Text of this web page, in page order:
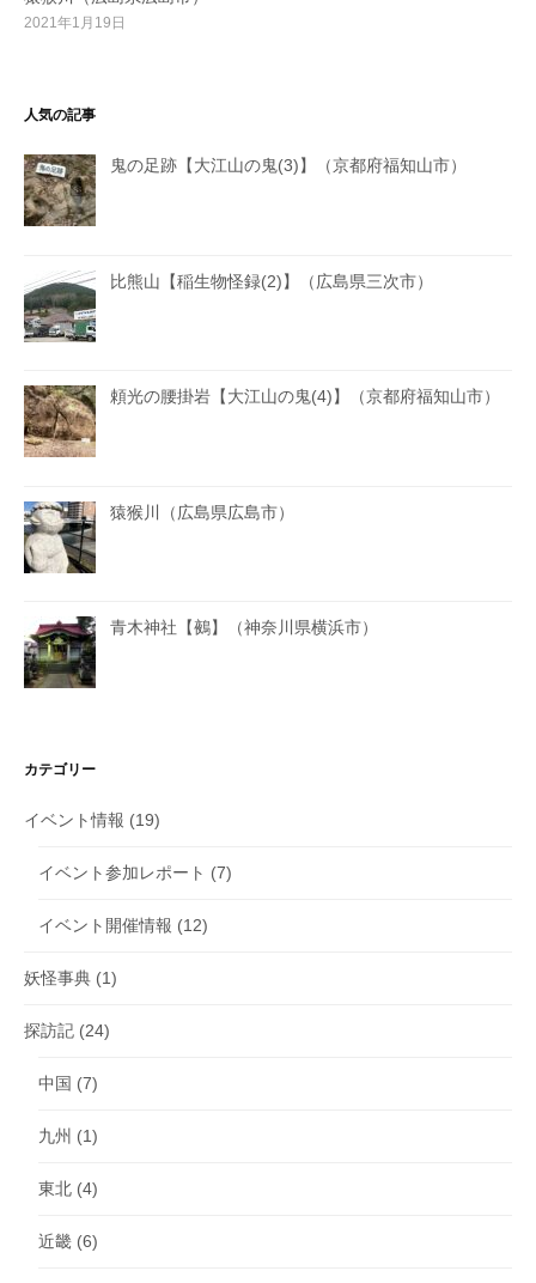
2021年1月19日
人気の記事
鬼の足跡【大江山の鬼(3)】（京都府福知山市）
比熊山【稲生物怪録(2)】（広島県三次市）
頼光の腰掛岩【大江山の鬼(4)】（京都府福知山市）
猿猴川（広島県広島市）
青木神社【鵺】（神奈川県横浜市）
カテゴリー
イベント情報 (19)
イベント参加レポート (7)
イベント開催情報 (12)
妖怪事典 (1)
探訪記 (24)
中国 (7)
九州 (1)
東北 (4)
近畿 (6)